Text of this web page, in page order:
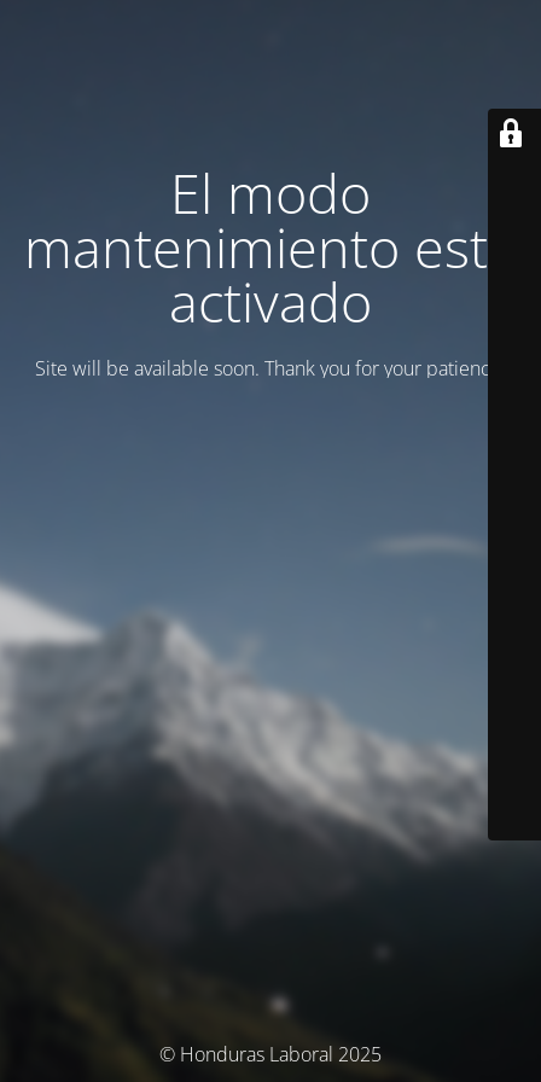
El modo
mantenimiento está
activado
Site will be available soon. Thank you for your patience!
© Honduras Laboral 2025